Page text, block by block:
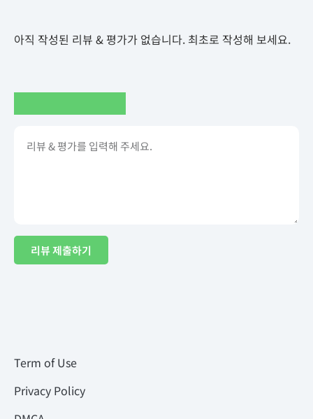
아직 작성된 리뷰 & 평가가 없습니다. 최초로 작성해 보세요.
리뷰 제출하기
Term of Use
Privacy Policy